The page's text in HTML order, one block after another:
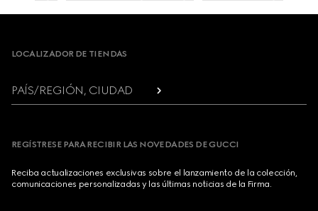
LOCALIZADOR DE TIENDAS
PAÍS/REGIÓN, CIUDAD
REGÍSTRESE PARA RECIBIR LAS NOVEDADES DE GUCCI
Reciba actualizaciones exclusivas sobre el lanzamiento de la colección,
comunicaciones personalizadas y las últimas noticias de la Firma.